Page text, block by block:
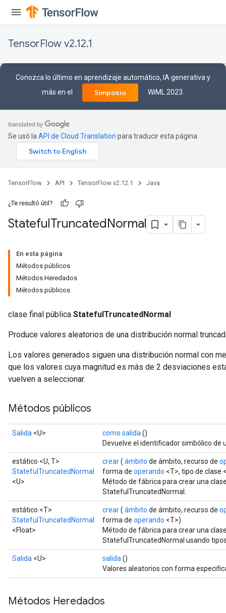
TensorFlow v2.12.1
Conozca lo último en aprendizaje automático, IA generativa y
más en el
Simposio WiML 2023.
Se usó la API de Cloud Translation para traducir esta página.
TensorFlow API TensorFlow v2.12.1 Java
¿Te resultó útil?
StatefulTruncatedNormal
En esta página
Métodos públicos
Métodos Heredados
Métodos públicos
clase final pública StatefulTruncatedNormal
Produce valores aleatorios de una distribución normal
Los valores generados siguen una distribución normal con
que los valores cuya magnitud es más de 2 desviaciones
vuelven a seleccionar.
Métodos públicos
Salida <U> como salida ()
Devuelve el identificador simbólico de
estático <U, T>
StatefulTruncatedNormal
<U>
crear( ámbito de ámbito, recurso de
forma de operando <T>, tipo de clase
Método de fábrica para crear una
StatefulTruncatedNormal.
estático <T>
StatefulTruncatedNormal
<Float>
crear( ámbito de ámbito, recurso de
forma de operando <T>)
Método de fábrica para crear una
StatefulTruncatedNormal usando
Salida <U> salida ()
Valores aleatorios con forma
Métodos Heredados